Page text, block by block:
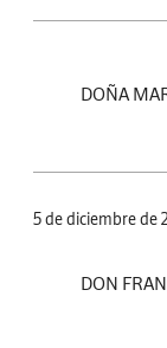
DOÑA
5 de diciembre de
DON